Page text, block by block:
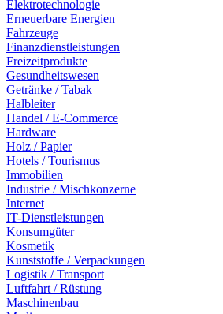
Elektrotechnologie
Erneuerbare Energien
Fahrzeuge
Finanzdienstleistungen
Freizeitprodukte
Gesundheitswesen
Getränke / Tabak
Halbleiter
Handel / E-Commerce
Hardware
Holz / Papier
Hotels / Tourismus
Immobilien
Industrie / Mischkonzerne
Internet
IT-Dienstleistungen
Konsumgüter
Kosmetik
Kunststoffe / Verpackungen
Logistik / Transport
Luftfahrt / Rüstung
Maschinenbau